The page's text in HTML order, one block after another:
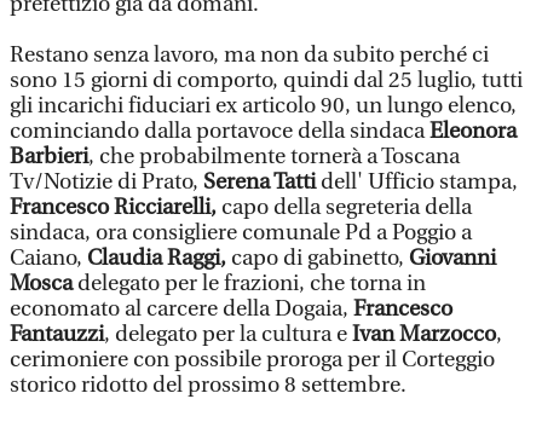
Restano senza lavoro, ma non da subito perché ci
sono 15 giorni di comporto, quindi dal 25 luglio, tutti
gli incarichi fiduciari ex articolo 90, un lungo elenco,
cominciando dalla portavoce della sindacaEleonora
Barbieri, che probabilmente tornerà a Toscana
Tv/Notizie di Prato, Serena Tattidell' Ufficio stampa,
Francesco Ricciarelli, capo della segreteria della
sindaca, ora consigliere comunale Pd a Poggio a
Caiano, Claudia Raggi, capo di gabinetto, Giovanni
Moscadelegato per le frazioni, che torna in
economato al carcere della Dogaia, Francesco
Fantauzzi, delegato per la cultura eIvan Marzocco,
cerimoniere con possibile proroga per il Corteggio
storico ridotto del prossimo 8 settembre.